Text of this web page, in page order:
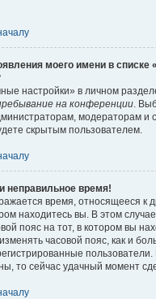
моего имени в списке
настройки» в личном
на конференции.
модераторам и
скрытым пользователем.
неправильное время!
время, относящееся к
находитесь вы. В этом
пояс на тот, в котором вы
часовой пояс, как и
то сейчас удачный момент